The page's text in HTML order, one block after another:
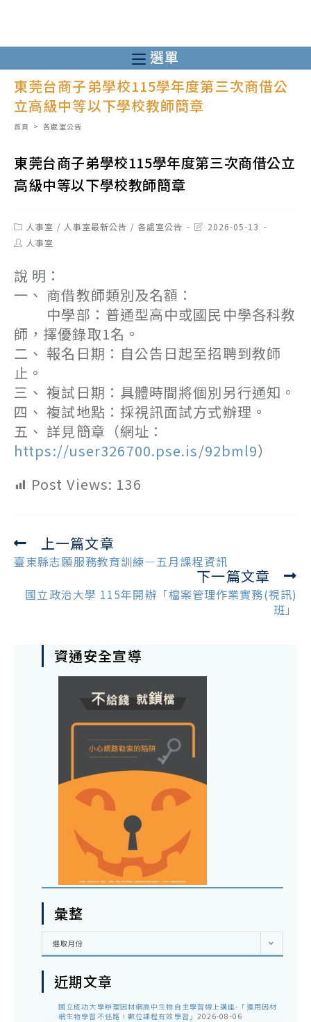
至
主
選單
東莞台商子弟學校115學年度第三次商借公
立高級中等以下學校教師簡章
首頁 > 各處室公告
東莞台商子弟學校115學年度第三次商借公立
高級中等以下學校教師簡章
Post
category:
人事室 / 人事室最新公告 / 各處室公告
Post2026-05-13
Post人事室
說 明：
一、 商借教師類別及名額：
中學部：普通型高中或國民中學各科教
師，擇優錄取1名。
二、 報名日期：自公告日起至招聘到教師
止。
三、 複試日期：具體時間將個別另行通知。
四、 複試地點：採視訊面試方式辦理。
五、 詳見簡章（網址：
https://user326700.pse.is/92bml9）
Post Views: 136
Read
more
上一篇文章
臺東縣志願服務教育訓練—五月課程資訊
下一篇文章
國立政治大學 115年開辦「檔案管理作業實務(視訊)
班」
資通安全宣導
彙整
彙
選取月份
近期文章
國立成功大學辦理因材網高中生物自主學習線上講座-「運用因材
網生物學習不迷路！數位課程有效學習」 2026-08-06